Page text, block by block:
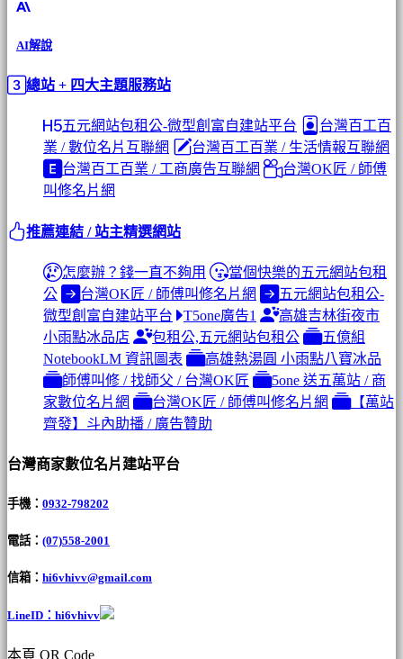
AI解說
總站 + 四大主題服務站
五元網站包租公-微型創富自建站平台
台灣百工百
業 / 數位名片互聯網
台灣百工百業 / 生活情報互聯網
台灣百工百業 / 工商廣告互聯網
台灣OK匠 / 師傅
叫修名片網
推薦連結 / 站主精選網站
怎麼辦？錢一直不夠用
當個快樂的五元網站包租
公
台灣OK匠 / 師傅叫修名片網
五元網站包租公-
微型創富自建站平台
T5one廣告1
高雄吉林街夜市
小雨點冰品店
包租公,五元網站包租公
五億組
NotebookLM 資訊圖表
高雄熱湯圓 小雨點八寶冰品
師傅叫修 / 找師父 / 台灣OK匠
5one 送五萬站 / 商
家數位名片網
台灣OK匠 / 師傅叫修名片網
【萬站
齊發】斗內助播 / 廣告贊助
台灣商家數位名片建站平台
手機： 0932-798202
電話： (07)558-2001
信箱： hi6vhivv@gmail.com
LineID：hi6vhivv
本頁 QR Code